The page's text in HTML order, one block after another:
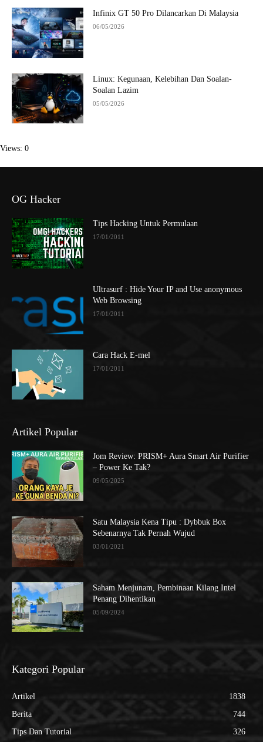
Infinix GT 50 Pro Dilancarkan Di Malaysia
06/05/2026
Linux: Kegunaan, Kelebihan Dan Soalan-
Soalan Lazim
05/05/2026
Views: 0
OG Hacker
Tips Hacking Untuk Permulaan
17/01/2011
Ultrasurf : Hide Your IP and Use anonymous
Web Browsing
17/01/2011
Cara Hack E-mel
17/01/2011
Artikel Popular
Jom Review: PRISM+ Aura Smart Air Purifier
– Power Ke Tak?
09/05/2025
Satu Malaysia Kena Tipu : Dybbuk Box
Sebenarnya Tak Pernah Wujud
03/01/2021
Saham Menjunam, Pembinaan Kilang Intel
Penang Dihentikan
05/09/2024
Kategori Popular
Artikel
1838
Berita
744
Tips Dan Tutorial
326